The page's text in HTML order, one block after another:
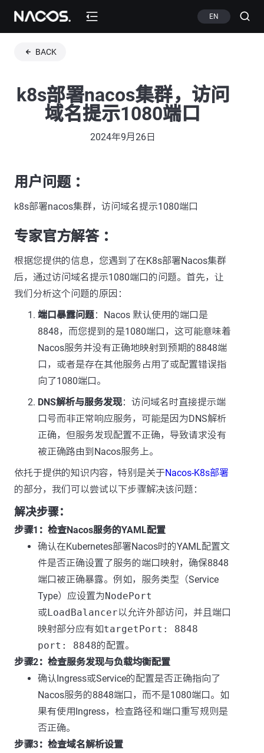
EN
BACK
k8s部署nacos集群，访问
域名提示1080端口
2024年9月26日
用户问题 ：
k8s部署nacos集群，访问域名提示1080端口
专家官方解答 ：
根据您提供的信息，您遇到了在K8s部署Nacos集群
后，通过访问域名提示1080端口的问题。首先，让
我们分析这个问题的原因：
端口暴露问题：Nacos 默认使用的端口是
8848，而您提到的是1080端口，这可能意味着
Nacos服务并没有正确地映射到预期的8848端
口，或者是存在其他服务占用了或配置错误指
向了1080端口。
DNS解析与服务发现：访问域名时直接提示端
口号而非正常响应服务，可能是因为DNS解析
正确，但服务发现配置不正确，导致请求没有
被正确路由到Nacos服务上。
依托于提供的知识内容，特别是关于Nacos-K8s部署
的部分，我们可以尝试以下步骤解决该问题：
解决步骤：
步骤1：检查Nacos服务的YAML配置
确认在Kubernetes部署Nacos时的YAML配置文
件是否正确设置了服务的端口映射，确保8848
端口被正确暴露。例如，服务类型（Service
Type）应设置为NodePort
或LoadBalancer以允许外部访问，并且端口
映射部分应有如targetPort: 8848
port: 8848的配置。
步骤2：检查服务发现与负载均衡配置
确认Ingress或Service的配置是否正确指向了
Nacos服务的8848端口，而不是1080端口。如
果有使用Ingress，检查路径和端口重写规则是
否正确。
步骤3：检查域名解析设置